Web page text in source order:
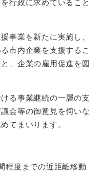
行政に求めていること
事業を新たに実施し、
市内企業を支援するこ
、企業の雇用促進を図
る事業継続の一層の支
会等の御意見を伺いな
てまいります。
程度までの近距離移動